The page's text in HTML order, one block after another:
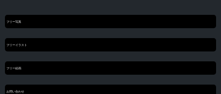
フリー写真
フリーイラスト
フリー絵画
お問い合わせ